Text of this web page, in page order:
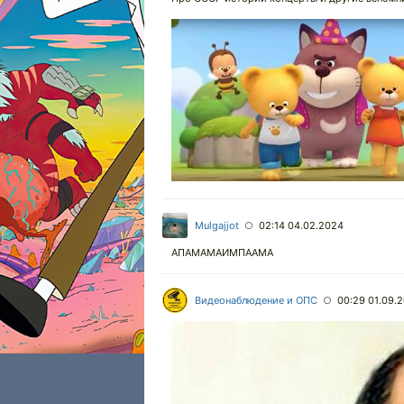
Mulgajjot ○ 02:14 04.02.2024
АПАМАМАИМПААМА
Видеонаблюдение и ОПС ○ 00:29